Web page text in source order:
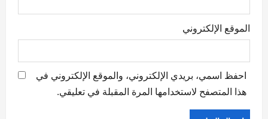
الموقع الإلكتروني
احفظ اسمي، بريدي الإلكتروني، والموقع الإلكتروني في
هذا المتصفح لاستخدامها المرة المقبلة في تعليقي.